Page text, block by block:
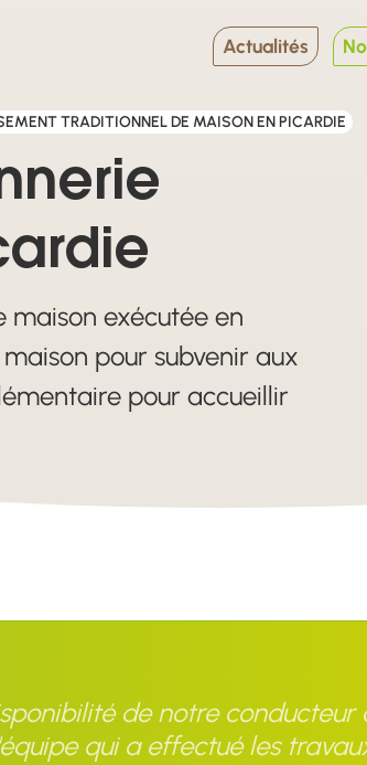
Actualités
TRADITIONNEL DE MAISON EN PICARDIE
maison exécutée en
pour subvenir aux
pour accueillir
de notre conducteur
qui a effectué les